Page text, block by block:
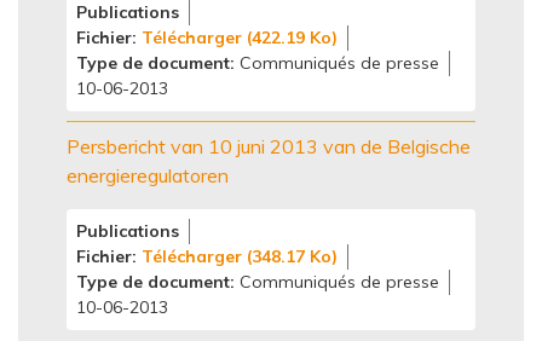
Publications
Fichier Télécharger (422.19 Ko)
Type de document Communiqués de presse
10-06-2013
Persbericht van 10 juni 2013 van de Belgische
energieregulatoren
Publications
Fichier Télécharger (348.17 Ko)
Type de document Communiqués de presse
10-06-2013